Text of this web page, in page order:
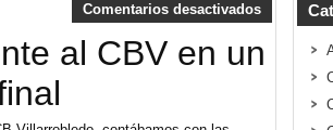
Comentarios desactivados
al CBV en un